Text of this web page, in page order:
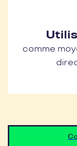
comme